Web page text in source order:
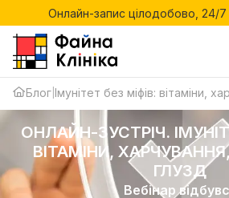
Онлайн-запис цілодобово, 24/7
Онлайн-запис цілодобово, 24/7
Блог Імунітет без міфів: вітаміни,
ОНЛАЙН-ЗУСТРІЧ.
ВІТАМІНИ,
ГЛУЗД
Вебінар